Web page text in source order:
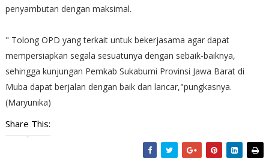
penyambutan dengan maksimal.
" Tolong OPD yang terkait untuk bekerjasama agar dapat
mempersiapkan segala sesuatunya dengan sebaik-baiknya,
sehingga kunjungan Pemkab Sukabumi Provinsi Jawa Barat di
Muba dapat berjalan dengan baik dan lancar,"pungkasnya.
(Maryunika)
Share This: